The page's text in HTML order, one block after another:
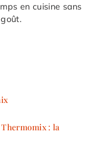
en cuisine sans
: la